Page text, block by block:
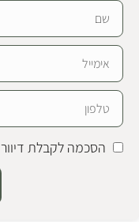
הסכמה לקבלת דיוור